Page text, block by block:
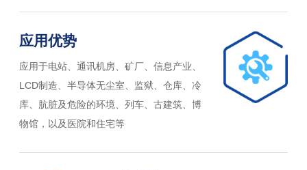
应用优势
应用于电站、通讯机房、矿厂、信息产业、
LCD制造、半导体无尘室、监狱、仓库、冷
库、肮脏及危险的环境、列车、古建筑、博
物馆，以及医院和住宅等